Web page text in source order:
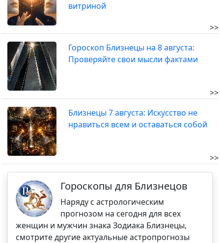
витриной
>>
Гороскоп Близнецы на 8 августа:
Проверяйте свои мысли фактами
>>
Близнецы 7 августа: Искусство не
нравиться всем и оставаться собой
>>
Гороскопы для Близнецов
Наряду с астрологическим
прогнозом на сегодня для всех
женщин и мужчин знака Зодиака Близнецы,
смотрите другие актуальные астропрогнозы